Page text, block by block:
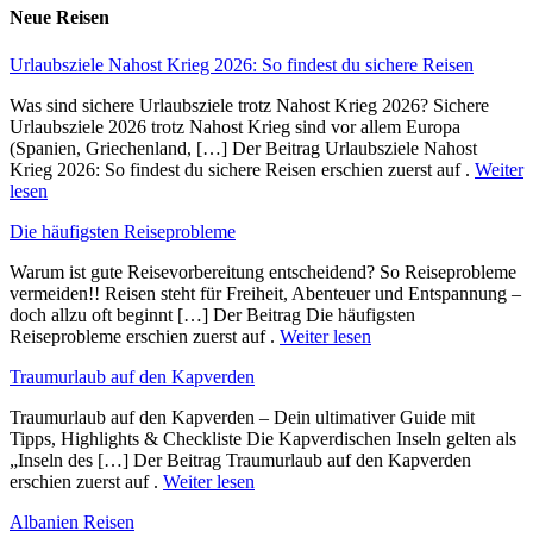
Neue Reisen
Urlaubsziele Nahost Krieg 2026: So findest du sichere Reisen
Was sind sichere Urlaubsziele trotz Nahost Krieg 2026? Sichere
Urlaubsziele 2026 trotz Nahost Krieg sind vor allem Europa
(Spanien, Griechenland, […] Der Beitrag Urlaubsziele Nahost
Krieg 2026: So findest du sichere Reisen erschien zuerst auf . Weiter
lesen
Die häufigsten Reiseprobleme
Warum ist gute Reisevorbereitung entscheidend? So Reiseprobleme
vermeiden!! Reisen steht für Freiheit, Abenteuer und Entspannung –
doch allzu oft beginnt […] Der Beitrag Die häufigsten
Reiseprobleme erschien zuerst auf . Weiter lesen
Traumurlaub auf den Kapverden
Traumurlaub auf den Kapverden – Dein ultimativer Guide mit
Tipps, Highlights & Checkliste Die Kapverdischen Inseln gelten als
„Inseln des […] Der Beitrag Traumurlaub auf den Kapverden
erschien zuerst auf . Weiter lesen
Albanien Reisen